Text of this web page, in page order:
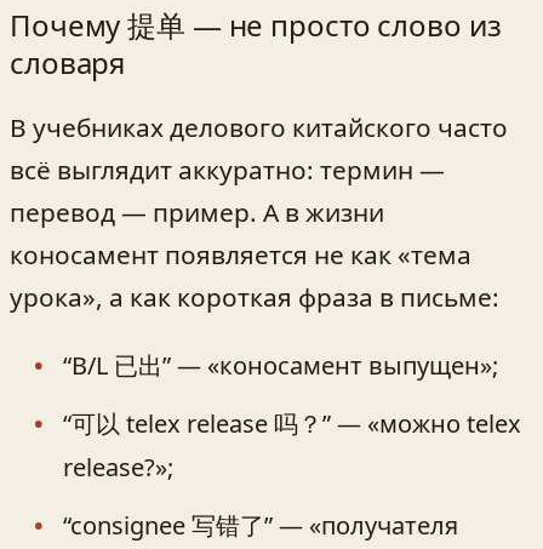
Почему 提单 — не просто слово из
словаря
В учебниках делового китайского часто
всё выглядит аккуратно: термин —
перевод — пример. А в жизни
коносамент появляется не как «тема
урока», а как короткая фраза в письме:
“B/L 已出” — «коносамент выпущен»;
“可以 telex release 吗？” — «можно telex
release?»;
“consignee 写错了” — «получателя